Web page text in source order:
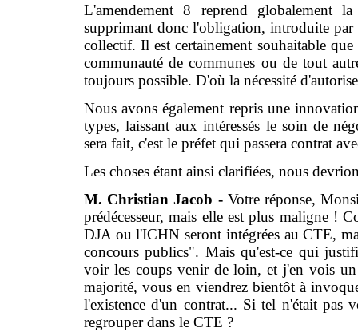
L'amendement 8 reprend globalement
supprimant donc l'obligation, introduite par
collectif. Il est certainement souhaitable
communauté de communes ou de tout
toujours possible. D'où la nécessité
Nous avons également repris une
types, laissant aux intéressés le soin de
sera fait, c'est le préfet qui passera contrat
Les choses étant ainsi clarifiées, nous
M. Christian Jacob - Votre réponse,
prédécesseur, mais elle est plus maligne !
DJA ou l'ICHN seront intégrées au CTE,
concours publics". Mais qu'est-ce qui
voir les coups venir de loin, et j'en vois un
majorité, vous en viendrez bientôt à
l'existence d'un contrat... Si tel n'était pas
regrouper dans le CTE ?